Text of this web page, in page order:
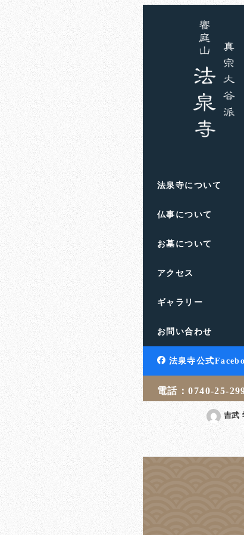
法泉寺について
仏事について
お墓について
アクセス
ギャラリー
お問い合わせ
法泉寺公式
電話：0740-25-
お知らせ
親な
誰がどんな
てくれるのか
滋賀県高島市の饗
す。人生のお悩み
言・相続・葬儀・
吉武